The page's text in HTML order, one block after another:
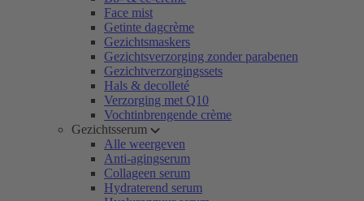
Face mist
Getinte dagcrème
Gezichtsmaskers
Gezichtsverzorging zonder parabenen
Gezichtverzorgingssets
Hals & decolleté
Verzorging met Q10
Vochtinbrengende crème
Gezichtsserum
Alle weergeven
Anti-agingserum
Collageen serum
Hydraterend serum